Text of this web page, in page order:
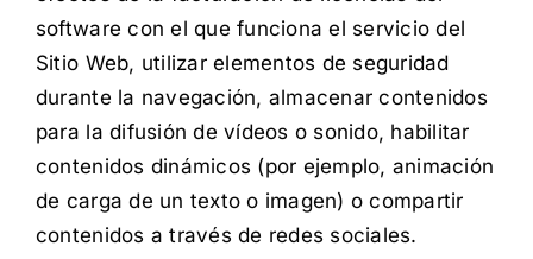
software con el que funciona el servicio del
Sitio Web, utilizar elementos de seguridad
durante la navegación, almacenar contenidos
para la difusión de vídeos o sonido, habilitar
contenidos dinámicos (por ejemplo, animación
de carga de un texto o imagen) o compartir
contenidos a través de redes sociales.